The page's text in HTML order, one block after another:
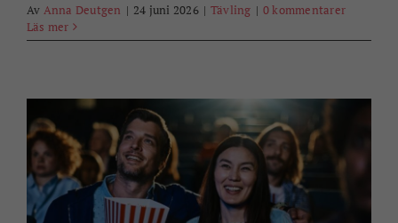
Av Anna Deutgen | 24 juni 2026 | Tävling | 0 kommentarer
Läs mer